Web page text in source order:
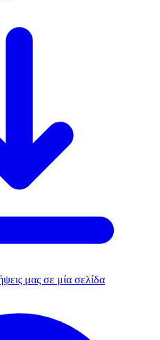
μας σε μία σελίδα